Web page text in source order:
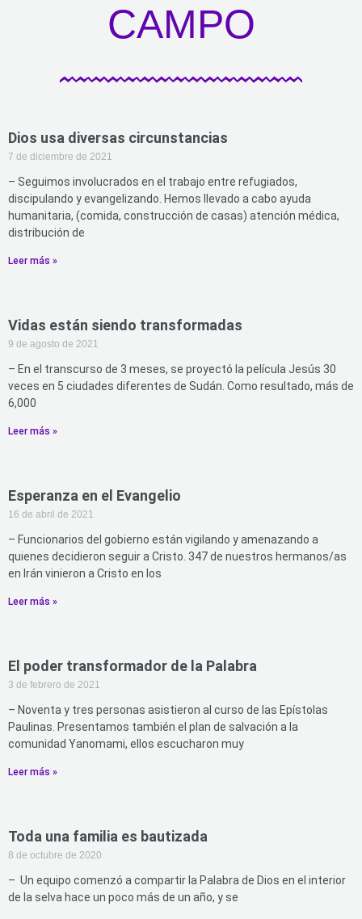
CAMPO
Dios usa diversas circunstancias
7 de diciembre de 2021
– Seguimos involucrados en el trabajo entre refugiados,
discipulando y evangelizando. Hemos llevado a cabo ayuda
humanitaria, (comida, construcción de casas) atención médica,
distribución de
Leer más »
Vidas están siendo transformadas
9 de agosto de 2021
– En el transcurso de 3 meses, se proyectó la película Jesús 30
veces en 5 ciudades diferentes de Sudán. Como resultado, más de
6,000
Leer más »
Esperanza en el Evangelio
16 de abril de 2021
– Funcionarios del gobierno están vigilando y amenazando a
quienes decidieron seguir a Cristo. 347 de nuestros hermanos/as
en Irán vinieron a Cristo en los
Leer más »
El poder transformador de la Palabra
3 de febrero de 2021
– Noventa y tres personas asistieron al curso de las Epístolas
Paulinas. Presentamos también el plan de salvación a la
comunidad Yanomami, ellos escucharon muy
Leer más »
Toda una familia es bautizada
8 de octubre de 2020
– Un equipo comenzó a compartir la Palabra de Dios en el interior
de la selva hace un poco más de un año, y se